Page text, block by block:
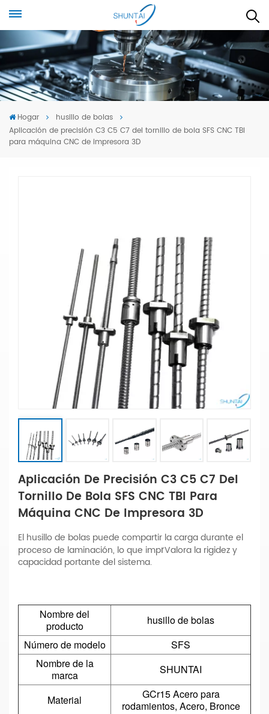
Hogar
husillo de bolas
Aplicación de precisión C3 C5 C7 del tornillo de bola SFS CNC TBI
para máquina CNC de impresora 3D
Aplicación De Precisión C3 C5 C7 Del
Tornillo De Bola SFS CNC TBI Para
Máquina CNC De Impresora 3D
El husillo de bolas puede compartir la carga durante el
proceso de laminación, lo que imprValora la rigidez y
capacidad portante del sistema.
Nombre del
producto
husillo de bolas
Número de modelo
SFS
Nombre de la
marca
SHUNTAI
Material
GCr15 Acero para
rodamientos, Acero, Bronce